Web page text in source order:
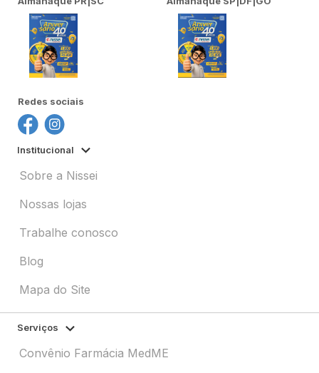
Redes sociais
Institucional
Sobre a Nissei
Nossas lojas
Trabalhe conosco
Blog
Mapa do Site
Serviços
Convênio Farmácia MedME